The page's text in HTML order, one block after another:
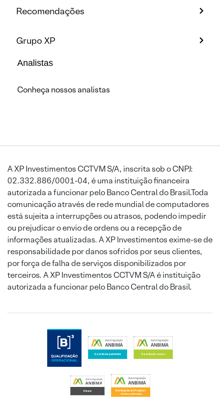
Recomendações
Grupo XP
Analistas
Conheça nossos analistas
A XP Investimentos CCTVM S/A, inscrita sob o CNPJ:
02.332.886/0001-04, é uma instituição financeira
autorizada a funcionar pelo Banco Central do Brasil.Toda
comunicação através de rede mundial de computadores
está sujeita a interrupções ou atrasos, podendo impedir
ou prejudicar o envio de ordens ou a recepção de
informações atualizadas. A XP Investimentos exime-se de
responsabilidade por danos sofridos por seus clientes,
por força de falha de serviços disponibilizados por
terceiros. A XP Investimentos CCTVM S/A é instituição
autorizada a funcionar pelo Banco Central do Brasil.